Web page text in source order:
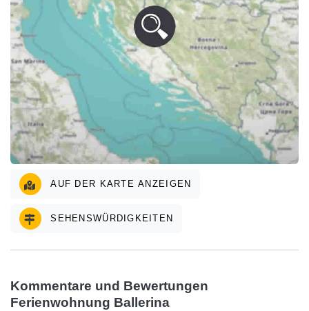
AUF DER KARTE ANZEIGEN
SEHENSWÜRDIGKEITEN
Kommentare und Bewertungen
Ferienwohnung Ballerina